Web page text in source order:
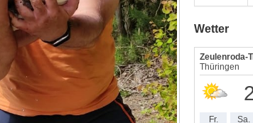
Wetter